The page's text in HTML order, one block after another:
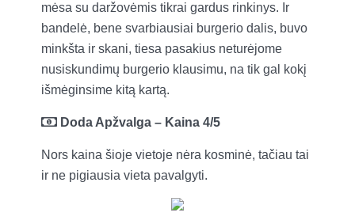
mėsa su daržovėmis tikrai gardus rinkinys. Ir
bandelė, bene svarbiausiai burgerio dalis, buvo
minkšta ir skani, tiesa pasakius neturėjome
nusiskundimų burgerio klausimu, na tik gal kokį
išmėginsime kitą kartą.
Doda Apžvalga – Kaina 4/5
Nors kaina šioje vietoje nėra kosminė, tačiau tai
ir ne pigiausia vieta pavalgyti.